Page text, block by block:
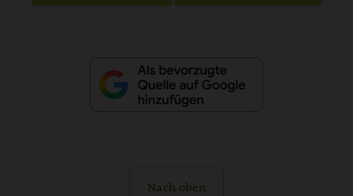
Nach oben